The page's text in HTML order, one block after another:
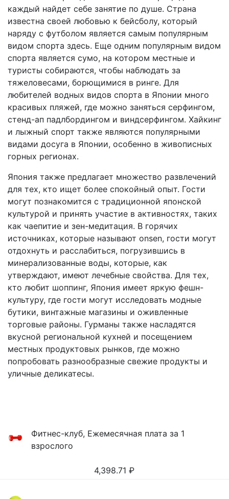
каждый найдет себе занятие по душе. Страна
известна своей любовью к бейсболу, который
наряду с футболом является самым популярным
видом спорта здесь. Еще одним популярным видом
спорта является сумо, на котором местные и
туристы собираются, чтобы наблюдать за
тяжеловесами, борющимися в ринге. Для
любителей водных видов спорта в Японии много
красивых пляжей, где можно заняться серфингом,
стенд-ап падлбордингом и виндсерфингом. Хайкинг
и лыжный спорт также являются популярными
видами досуга в Японии, особенно в живописных
горных регионах.
Япония также предлагает множество развлечений
для тех, кто ищет более спокойный опыт. Гости
могут познакомится с традиционной японской
культурой и принять участие в активностях, таких
как чаепитие и зен-медитация. В горячих
источниках, которые называют onsen, гости могут
отдохнуть и расслабиться, погрузившись в
минерализованные воды, которые, как
утверждают, имеют лечебные свойства. Для тех,
кто любит шоппинг, Япония имеет яркую фешн-
культуру, где гости могут исследовать модные
бутики, винтажные магазины и оживленные
торговые районы. Гурманы также насладятся
вкусной региональной кухней и посещением
местных продуктовых рынков, где можно
попробовать разнообразные свежие продукты и
уличные деликатесы.
Фитнес-клуб, Ежемесячная плата за 1
взрослого
4,398.71 ₽